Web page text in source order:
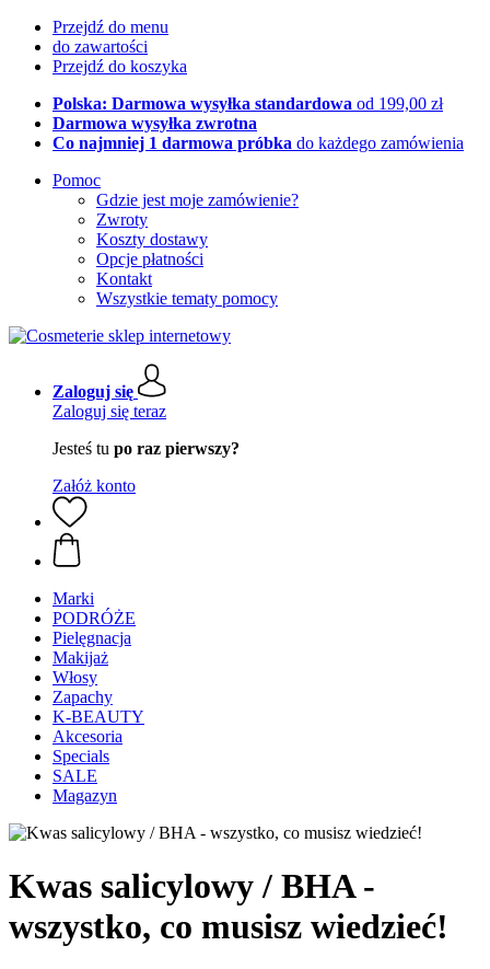
Przejdź do menu
do zawartości
Przejdź do koszyka
Polska: Darmowa wysyłka standardowa od 199,00 zł
Darmowa wysyłka zwrotna
Co najmniej 1 darmowa próbka do każdego zamówienia
Pomoc
Gdzie jest moje zamówienie?
Zwroty
Koszty dostawy
Opcje płatności
Kontakt
Wszystkie tematy pomocy
Zaloguj się
Zaloguj się teraz
Jesteś tu po raz pierwszy?
Załóż konto
Marki
PODRÓŻE
Pielęgnacja
Makijaż
Włosy
Zapachy
K-BEAUTY
Akcesoria
Specials
SALE
Magazyn
Kwas salicylowy / BHA -
wszystko, co musisz wiedzieć!